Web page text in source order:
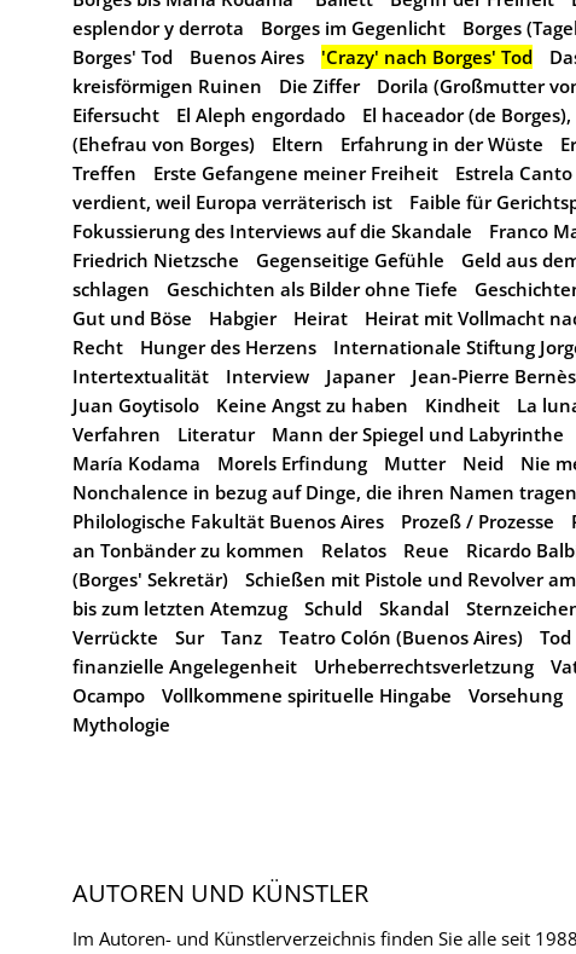
esplendor y derrota
Borges im Gegenlicht
Borges
Borges' Tod
Buenos Aires 'Crazy' nach Borges' Tod
kreisförmigen Ruinen
Die Ziffer
Dorila (Großmutter
Eifersucht
El Aleph engordado El haceador (de
(Ehefrau von Borges)
Eltern Erfahrung in der Wüste
Treffen
Erste Gefangene meiner Freiheit Estrela Canto
verdient, weil Europa verräterisch ist
Faible für
Fokussierung des Interviews auf die Skandale
Franco
Friedrich Nietzsche
Gegenseitige Gefühle
Geld aus
schlagen
Geschichten als Bilder ohne Tiefe
Gut und Böse
Habgier Heirat
Heirat mit Vollmacht
Recht
Hunger des Herzens
Internationale Stiftung
Intertextualität
Interview Japaner Jean-Pierre Bernès
Juan Goytisolo
Keine Angst zu haben Kindheit La
Verfahren
Literatur Mann der Spiegel und Labyrinthe
María Kodama
Morels Erfindung Mutter Neid
Nie
Nonchalence in bezug auf Dinge, die ihren Namen tragen
Philologische Fakultät Buenos Aires
Prozeß / Prozesse
an Tonbänder zu kommen
Relatos Reue Ricardo
(Borges' Sekretär)
Schießen mit Pistole und Revolver
bis zum letzten Atemzug
Schuld Skandal
Verrückte
Sur Tanz Teatro Colón (Buenos Aires) Tod
finanzielle Angelegenheit
Urheberrechtsverletzung
Ocampo
Vollkommene spirituelle Hingabe Vorsehung
Mythologie
AUTOREN UND KÜNSTLER
Im Autoren- und Künstlerverzeichnis finden Sie alle seit